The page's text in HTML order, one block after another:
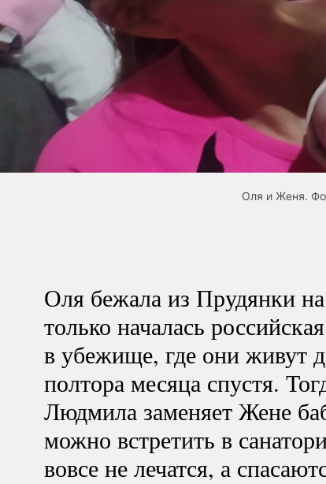
Оля и Женя.
Оля бежала из Прудянки
только началась
в убежище, где они живут
полтора месяца спустя.
Людмила заменяет Жене
можно встретить в
вовсе не лечатся, а